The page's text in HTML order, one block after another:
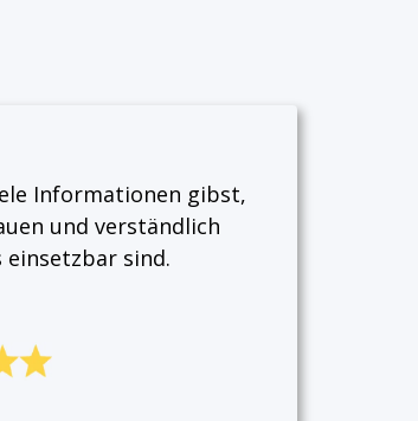
Informationen gibst,
und verständlich
sind.